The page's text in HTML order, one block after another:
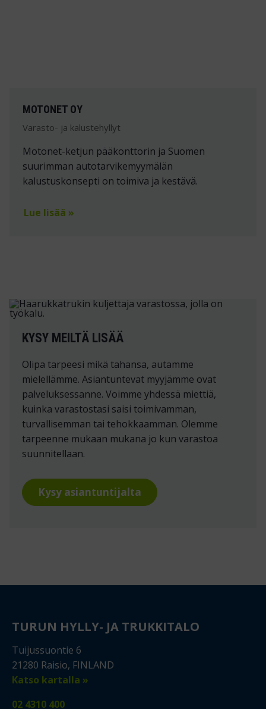
MOTONET OY
Varasto- ja kalustehyllyt
Motonet-ketjun pääkonttorin ja Suomen
suurimman autotarvikemyymälän
kalustuskonsepti on toimiva ja kestävä.
Lue lisää »
KYSY MEILTÄ LISÄÄ
Olipa tarpeesi mikä tahansa, autamme
mielellämme. Asiantuntevat myyjämme ovat
palveluksessanne. Voimme yhdessä miettiä,
kuinka varastostasi saisi toimivamman,
turvallisemman tai tehokkaamman. Olemme
tarpeenne mukaan mukana jo kun varastoa
suunnitellaan.
Kysy asiantuntijalta
TURUN HYLLY- JA TRUKKITALO
Tuijussuontie 6
21280 Raisio, FINLAND
Katso kartalla »
02 4310 400